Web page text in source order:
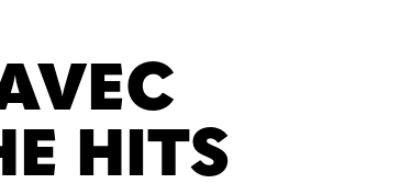
HITS